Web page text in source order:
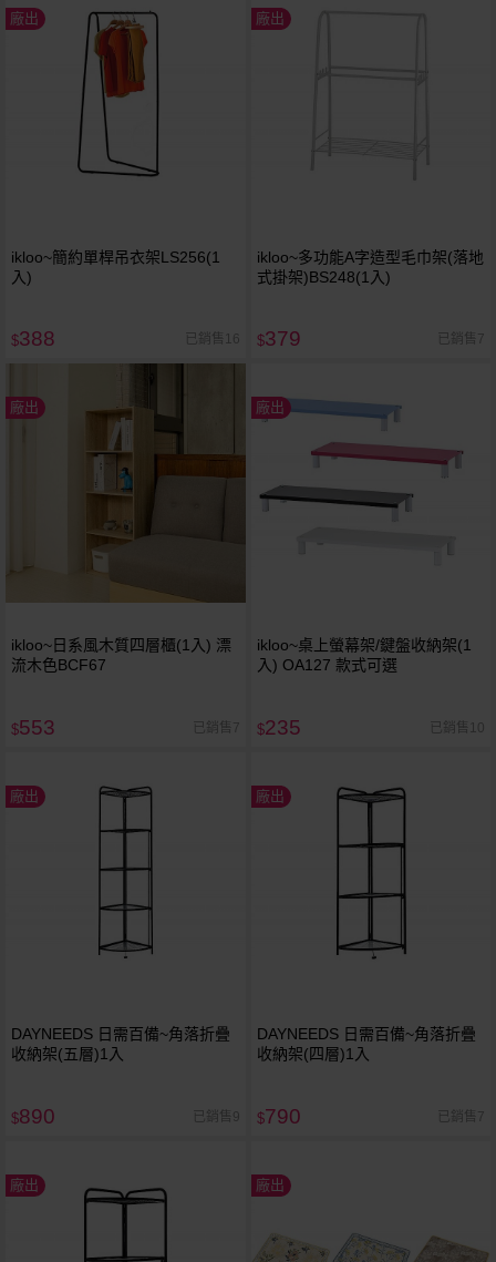
廠出
ikloo~簡約單桿吊衣架LS256(1
入)
$388 已銷售16
廠出
ikloo~多功能A字造型毛巾架(落地
式掛架)BS248(1入)
$379 已銷售7
廠出
ikloo~日系風木質四層櫃(1入) 漂
流木色BCF67
$553 已銷售7
廠出
ikloo~桌上螢幕架/鍵盤收納架(1
入) OA127 款式可選
$235 已銷售10
廠出
DAYNEEDS 日需百備~角落折疊
收納架(五層)1入
$890 已銷售9
廠出
DAYNEEDS 日需百備~角落折疊
收納架(四層)1入
$790 已銷售7
廠出 廠出